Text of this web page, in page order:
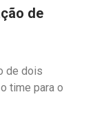
de
de dois
time para o